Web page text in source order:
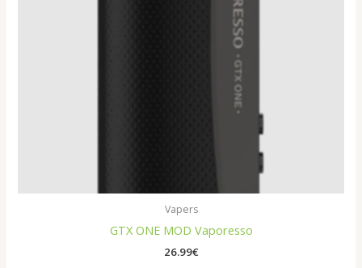
Vapers
GTX ONE MOD Vaporesso
26.99€